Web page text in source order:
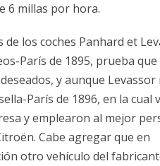
6 millas por hora.
los coches Panhard et
París de 1895, prueba
y aunque
París de 1896, en la cual
y emplearon al mejor
Cabe agregar que en
otro vehículo del